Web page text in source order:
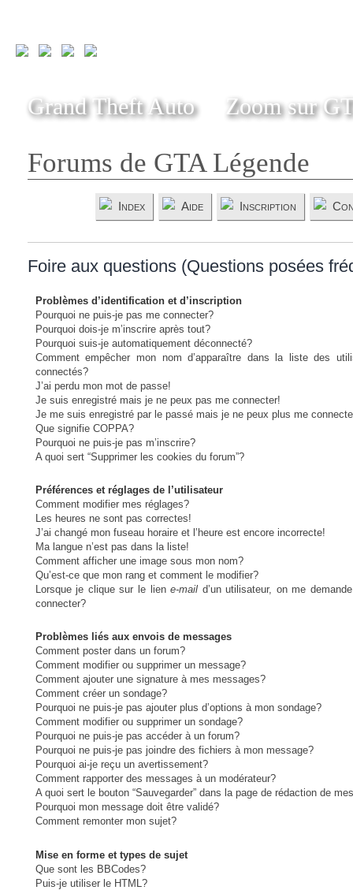
Grand Theft Auto Zoom sur
Forums de GTA Légende
Index Aide Inscription
Foire aux questions (Questions posées
Problèmes d’identification et d’inscription
Pourquoi ne puis-je pas me connecter?
Pourquoi dois-je m’inscrire après tout?
Pourquoi suis-je automatiquement déconnecté?
Comment empêcher mon nom d’apparaître dans la liste des
connectés?
J’ai perdu mon mot de passe!
Je suis enregistré mais je ne peux pas me connecter!
Je me suis enregistré par le passé mais je ne peux plus me
Que signifie COPPA?
Pourquoi ne puis-je pas m’inscrire?
A quoi sert “Supprimer les cookies du forum”?
Préférences et réglages de l’utilisateur
Comment modifier mes réglages?
Les heures ne sont pas correctes!
J’ai changé mon fuseau horaire et l’heure est encore incorrecte!
Ma langue n’est pas dans la liste!
Comment afficher une image sous mon nom?
Qu’est-ce que mon rang et comment le modifier?
Lorsque je clique sur le liene-mail d’un utilisateur, on me
connecter?
Problèmes liés aux envois de messages
Comment poster dans un forum?
Comment modifier ou supprimer un message?
Comment ajouter une signature à mes messages?
Comment créer un sondage?
Pourquoi ne puis-je pas ajouter plus d’options à mon sondage?
Comment modifier ou supprimer un sondage?
Pourquoi ne puis-je pas accéder à un forum?
Pourquoi ne puis-je pas joindre des fichiers à mon message?
Pourquoi ai-je reçu un avertissement?
Comment rapporter des messages à un modérateur?
A quoi sert le bouton “Sauvegarder” dans la page de rédaction de
Pourquoi mon message doit être validé?
Comment remonter mon sujet?
Mise en forme et types de sujet
Que sont les BBCodes?
Puis-je utiliser le HTML?